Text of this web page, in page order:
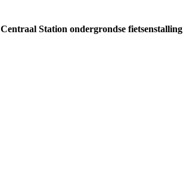
Centraal Station ondergrondse fietsenstalling